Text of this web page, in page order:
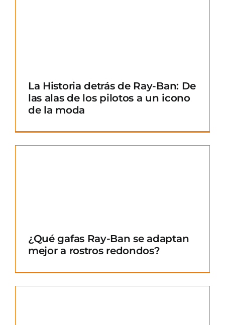
La Historia detrás de Ray-Ban: De
las alas de los pilotos a un icono
de la moda
¿Qué gafas Ray-Ban se adaptan
mejor a rostros redondos?